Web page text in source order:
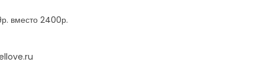
вместо 2400р.